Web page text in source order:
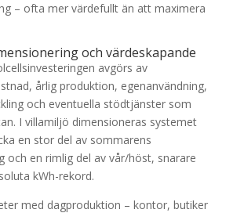
– ofta mer värdefullt än att maximera
och värdeskapande
avgörs av
årlig produktion, egenanvändning,
och eventuella stödtjänster som
I villamiljö dimensioneras systemet
en stor del av sommarens
och en rimlig del av vår/höst, snarare
kWh-rekord.
med dagproduktion – kontor, butiker